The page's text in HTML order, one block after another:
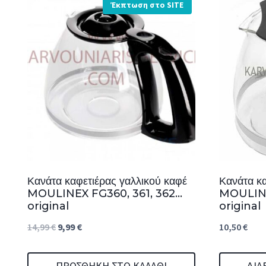
Έκπτωση στο SITE
Κανάτα καφετιέρας γαλλικού καφέ
MOULINEX FG360, 361, 362…
original
14,99€ Original
9,99€Η
Κανάτα
original
10,50€